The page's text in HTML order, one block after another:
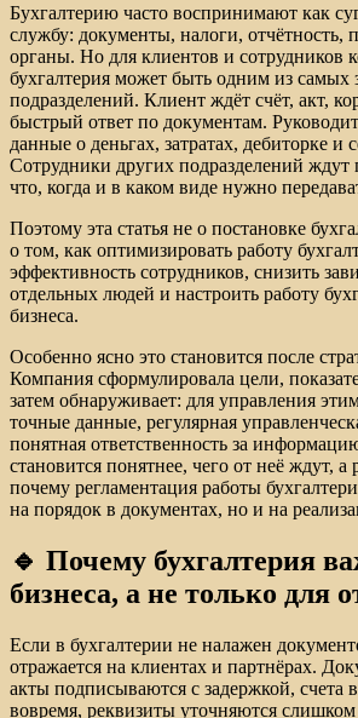
Бухгалтерию часто воспринимают как
службу: документы, налоги, отчётность,
органы. Но для клиентов и сотрудников
бухгалтерия может быть одним из самых
подразделений. Клиент ждёт счёт, акт,
быстрый ответ по документам.
данные о деньгах, затратах, дебиторке и
Сотрудники других подразделений ждут
что, когда и в каком виде нужно
Поэтому эта статья не о постановке
о том, как оптимизировать работу
эффективность сотрудников, снизить
отдельных людей и настроить работу
бизнеса.
Особенно ясно это становится после
Компания сформулировала цели,
затем обнаруживает: для управления
точные данные, регулярная
понятная ответственность за
становится понятнее, чего от неё ждут,
почему регламентация работы
на порядок в документах, но и на
🔹 Почему бухгалтерия
бизнеса, а не только для
Если в бухгалтерии не налажен
отражается на клиентах и партнёрах.
акты подписываются с задержкой, счета
вовремя, реквизиты уточняются